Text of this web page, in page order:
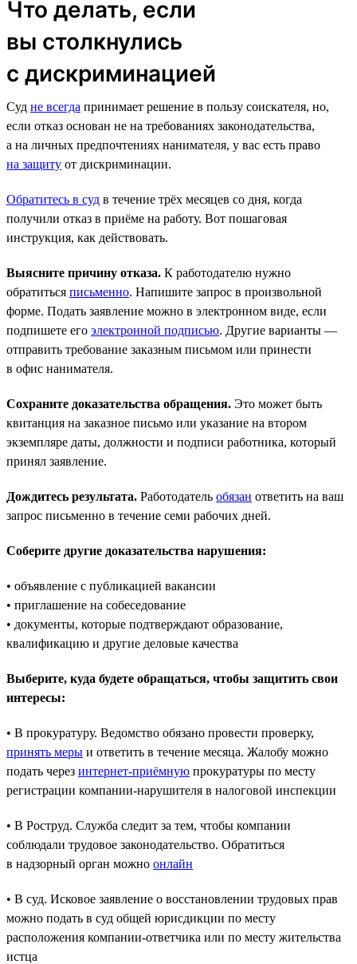
Что делать, если
вы столкнулись
с дискриминацией
Суд не всегда принимает решение в пользу соискателя, но,
если отказ основан не на требованиях законодательства,
а на личных предпочтениях нанимателя, у вас есть право
на защиту от дискриминации.
Обратитесь в суд в течение трёх месяцев со дня, когда
получили отказ в приёме на работу. Вот пошаговая
инструкция, как действовать.
Выясните причину отказа. К работодателю нужно
обратиться письменно. Напишите запрос в произвольной
форме. Подать заявление можно в электронном виде, если
подпишете его электронной подписью. Другие варианты —
отправить требование заказным письмом или принести
в офис нанимателя.
Сохраните доказательства обращения. Это может быть
квитанция на заказное письмо или указание на втором
экземпляре даты, должности и подписи работника, который
принял заявление.
Дождитесь результата. Работодатель обязан ответить на ваш
запрос письменно в течение семи рабочих дней.
Соберите другие доказательства нарушения:
• объявление с публикацией вакансии
• приглашение на собеседование
• документы, которые подтверждают образование,
квалификацию и другие деловые качества
Выберите, куда будете обращаться, чтобы защитить свои
интересы:
• В прокуратуру. Ведомство обязано провести проверку,
принять меры и ответить в течение месяца. Жалобу можно
подать через интернет-приёмную прокуратуры по месту
регистрации компании-нарушителя в налоговой инспекции
• В Роструд. Служба следит за тем, чтобы компании
соблюдали трудовое законодательство. Обратиться
в надзорный орган можно онлайн
• В суд. Исковое заявление о восстановлении трудовых прав
можно подать в суд общей юрисдикции по месту
расположения компании-ответчика или по месту жительства
истца